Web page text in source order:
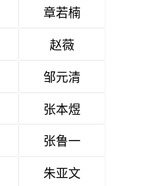
章若楠
赵薇
邹元清
张本煜
张鲁一
朱亚文